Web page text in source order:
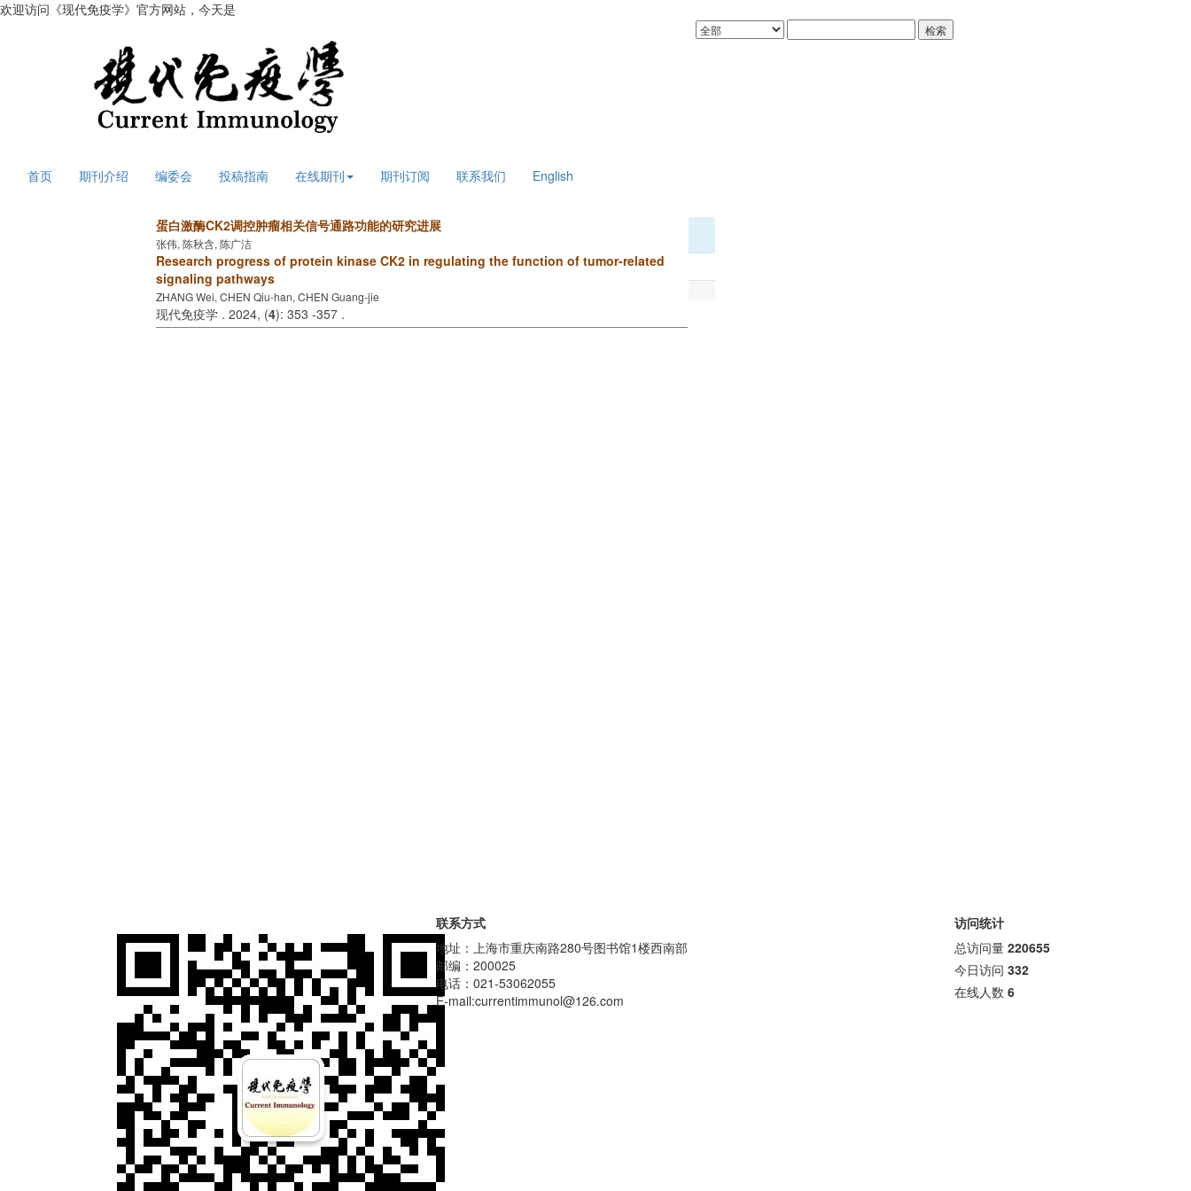
欢迎访问《现代免疫学》官方网站，今天是
首页 期刊介绍 编委会 投稿指南 在线期刊 期刊订阅 联系我们 English
蛋白激酶CK2调控肿瘤相关信号通路功能的研究进展
张伟, 陈秋含, 陈广洁
Research progress of protein kinase CK2 in regulating the function of tumor-related
signaling pathways
ZHANG Wei, CHEN Qiu-han, CHEN Guang-jie
现代免疫学 . 2024, (4): 353 -357 .
联系方式
地址：上海市重庆南路280号图书馆1楼西南部
邮编：200025
电话：021-53062055
E-mail:currentimmunol@126.com
访问统计
总访问量 220655
今日访问 332
在线人数 6